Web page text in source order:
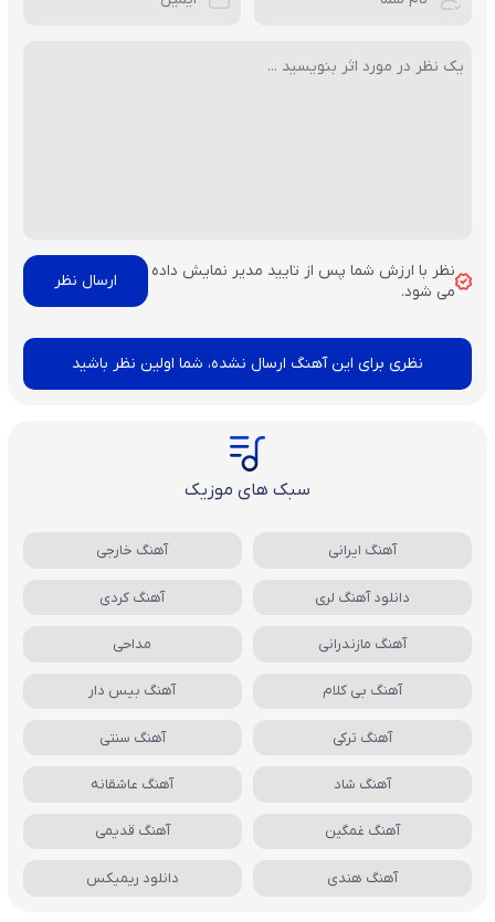
نظر با ارزش شما پس از تایید مدیر نمایش داده
می شود.
نظری برای این آهنگ ارسال نشده، شما اولین نظر باشید
سبک های موزیک
آهنگ ایرانی آهنگ خارجی
دانلود آهنگ لری آهنگ کردی
آهنگ مازندرانی مداحی
آهنگ بی کلام آهنگ بیس دار
آهنگ ترکی آهنگ سنتی
آهنگ شاد آهنگ عاشقانه
آهنگ غمگین آهنگ قدیمی
آهنگ هندی دانلود ریمیکس